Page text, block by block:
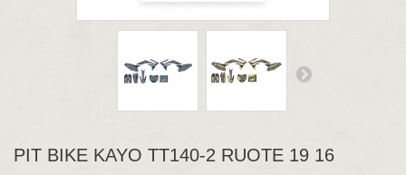
PIT BIKE KAYO TT140-2 RUOTE 19 16